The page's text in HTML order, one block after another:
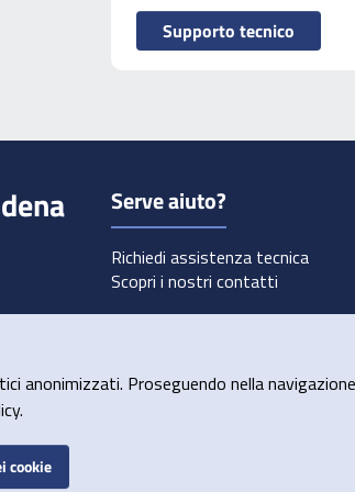
Supporto tecnico
Serve aiuto?
Richiedi assistenza tecnica
Scopri i nostri contatti
anonimizzati. Proseguendo nella
cookie